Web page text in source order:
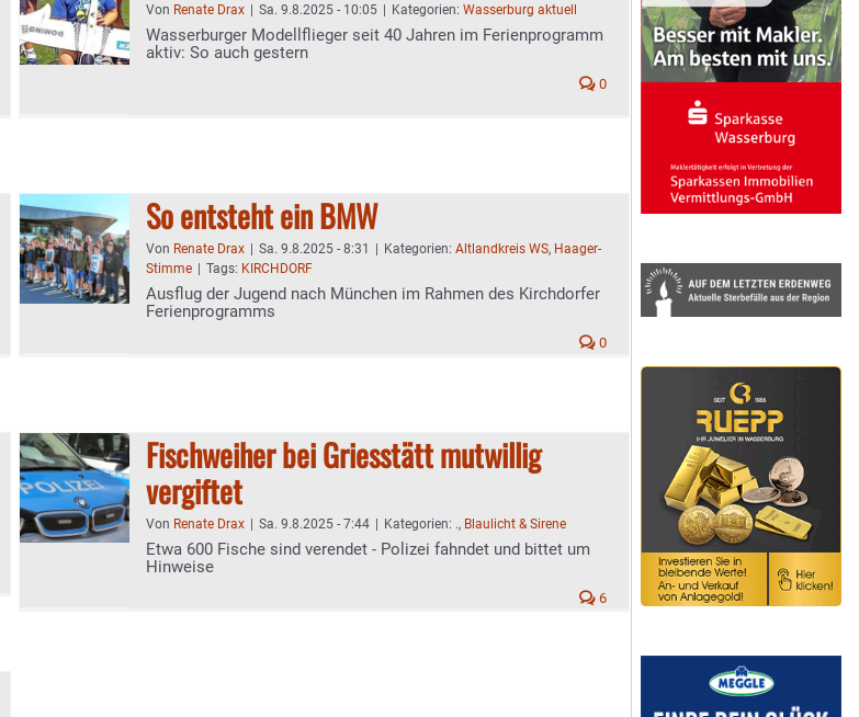
Von Renate Drax Sa. 9.8.2025 - 10:05 Kategorien: Wasserburg aktuell
Wasserburger Modellflieger seit 40 Jahren im Ferienprogramm
aktiv: So auch gestern
0
So entsteht ein BMW
Von Renate Drax Sa. 9.8.2025 - 8:31 Kategorien: Altlandkreis WS, Haager-
Stimme
Tags: KIRCHDORF
Ausflug der Jugend nach München im Rahmen des Kirchdorfer
Ferienprogramms
0
Fischweiher bei Griesstätt mutwillig
vergiftet
Von Renate Drax Sa. 9.8.2025 - 7:44 Kategorien: ., Blaulicht & Sirene
Etwa 600 Fische sind verendet - Polizei fahndet und bittet um
Hinweise
6